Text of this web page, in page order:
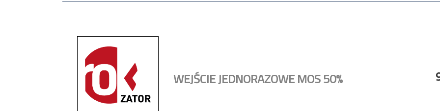
WEJŚCIE JEDNORAZOWE MOS 50%